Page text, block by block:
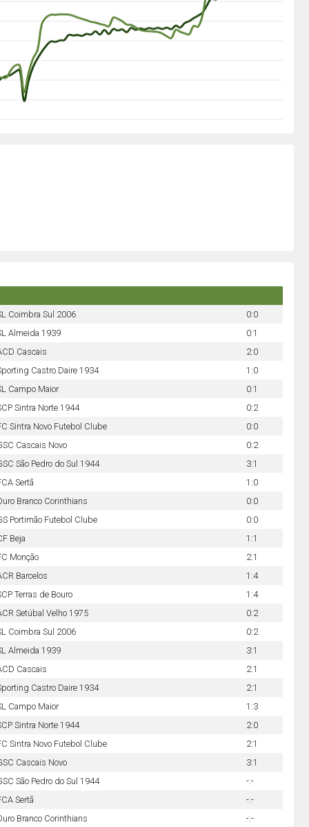
Coimbra Sul 2006
0:0
Almeida 1939
0:1
Cascais
2:0
Castro Daire 1934
1:0
Campo Maior
0:1
Sintra Norte 1944
0:2
Sintra Novo Futebol Clube
0:0
Cascais Novo
0:2
São Pedro do Sul 1944
3:1
Sertã
1:0
Branco Corinthians
0:0
Portimão Futebol Clube
0:0
Beja
1:1
Monção
2:1
Barcelos
1:4
Terras de Bouro
1:4
Setúbal Velho 1975
0:2
Coimbra Sul 2006
0:2
Almeida 1939
3:1
Cascais
2:1
Castro Daire 1934
2:1
Campo Maior
1:3
Sintra Norte 1944
2:0
Sintra Novo Futebol Clube
2:1
Cascais Novo
3:1
São Pedro do Sul 1944
-:-
Sertã
-:-
Branco Corinthians -:-